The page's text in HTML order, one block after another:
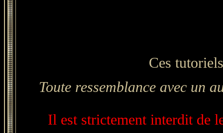
Ces
Toute ressemblance avec un
Il est strictement interdit de